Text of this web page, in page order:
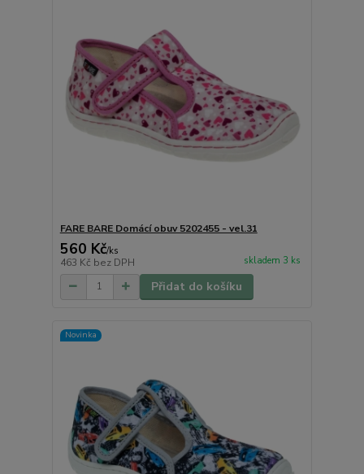
FARE BARE Domácí obuv 5202455 - vel.31
560 Kč/ks
463 Kč bez DPH skladem 3 ks
Přidat do košíku
Novinka